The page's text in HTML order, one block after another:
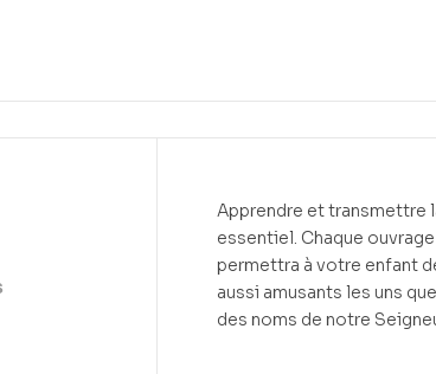
Apprendre et transmettre
essentiel. Chaque
permettra à votre enfant
aussi amusants les uns
des noms de notre